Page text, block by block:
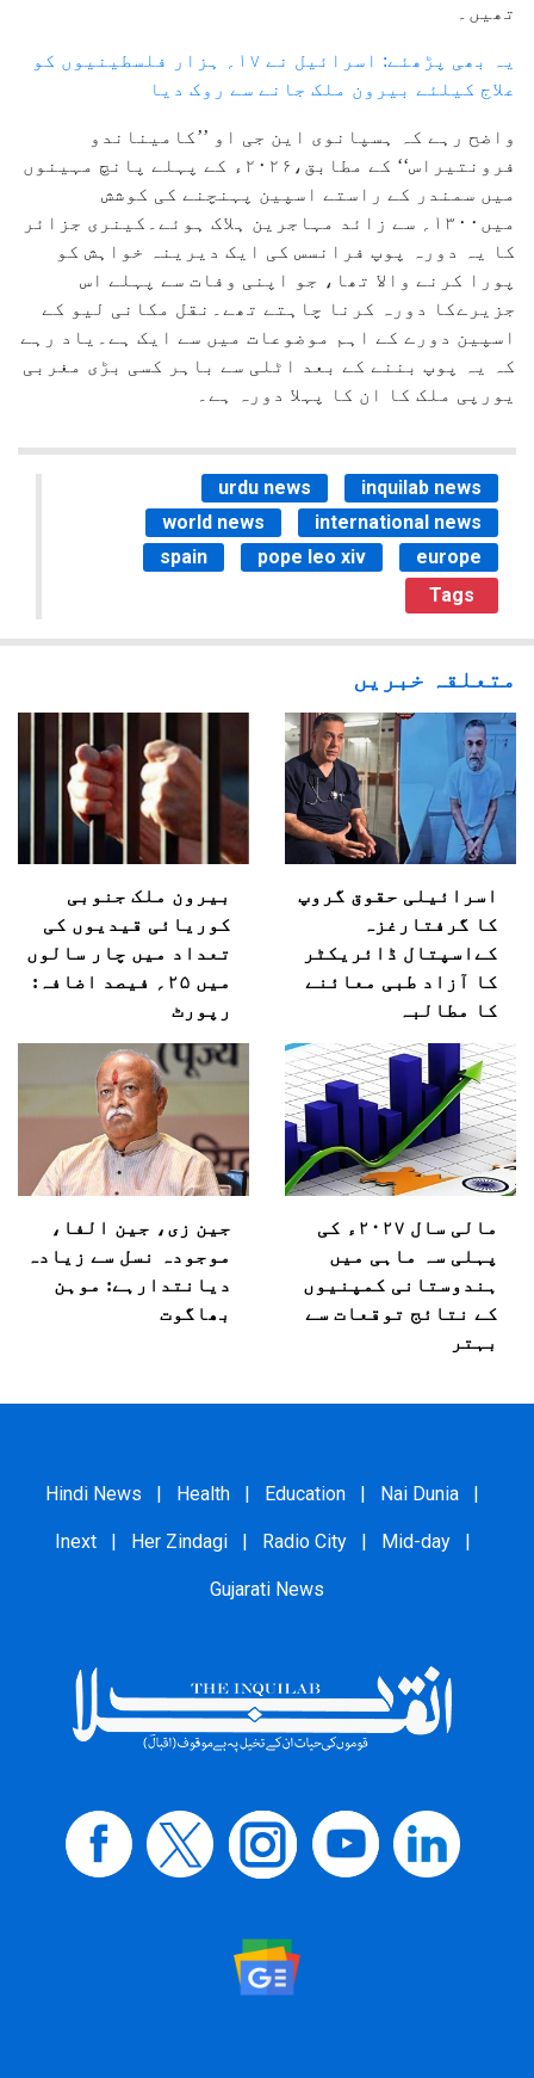
تھیں۔
یہ بھی پڑھئے: اسرائیل نے ۱۷؍ ہزار فلسطینیوں کو
علاج کیلئے بیرون ملک جانے سے روک دیا
واضح رہے کہ ہسپانوی این جی او ’’کامیناندو
فرونتیراس‘‘ کے مطابق،۲۰۲۶ء کے پہلے پانچ مہینوں
میں سمندر کے راستے اسپین پہنچنے کی کوشش
میں۱۳۰۰؍ سے زائد مہاجرین ہلاک ہوئے۔کینری جزائر
کا یہ دورہ پوپ فرانسس کی ایک دیرینہ خواہش کو
پورا کرنے والا تھا، جو اپنی وفات سے پہلے اس
جزیرےکا دورہ کرنا چاہتے تھے۔نقل مکانی لیو کے
اسپین دورے کے اہم موضوعات میں سے ایک ہے۔یاد رہے
کہ یہ پوپ بننے کے بعد اٹلی سے باہر کسی بڑی مغربی
یورپی ملک کا ان کا پہلا دورہ ہے۔
urdu news
inquilab news
world news
international news
spain
pope leo xiv
europe
Tags
متعلقہ خبریں
اسرائیلی حقوق گروپ
کا گرفتارغزہ
کےاسپتال ڈائریکٹر
کا آزاد طبی معائنے
کا مطالبہ
بیرون ملک جنوبی
کوریائی قیدیوں کی
تعداد میں چار سالوں
میں ۲۵؍ فیصد اضافہ:
رپورٹ
مالی سال ۲۰۲۷ء کی
پہلی سہ ماہی میں
ہندوستانی کمپنیوں
کے نتائج توقعات سے
بہتر
جین زی، جین الفا،
موجودہ نسل سے زیادہ
دیانتدارہے: موہن
بھاگوت
Hindi News | Health | Education | Nai Dunia |
Inext | Her Zindagi | Radio City | Mid-day |
Gujarati News